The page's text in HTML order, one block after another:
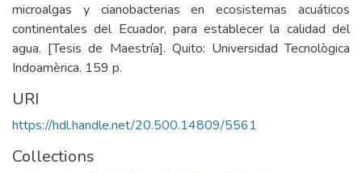
microalgas y cianobacterias en ecosistemas acuáticos
continentales del Ecuador, para establecer la calidad del
agua. [Tesis de Maestría]. Quito: Universidad Tecnològica
Indoamèrica. 159 p.
URI
https://hdl.handle.net/20.500.14809/5561
Collections